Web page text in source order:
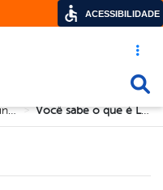
Acesso
Secretaria de Administração e Finanças > Você sabe o que é LDO?
ACESSIBILIDADE